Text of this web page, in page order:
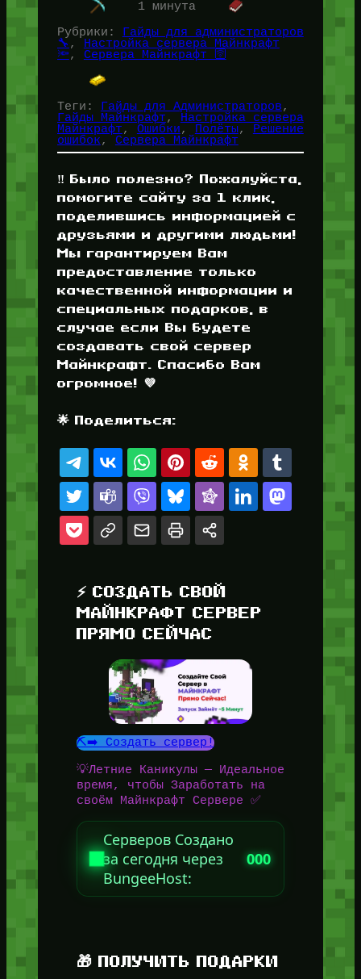
1 минута
Рубрики: Гайды для администраторов
🔧 , Настройка сервера Майнкрафт
🔦, Сервера Майнкрафт 🛜
Теги: Гайды для Администраторов
Гайды Майнкрафт,
Настройка сервера
Майнкрафт, Ошибки, Полёты,
Решение
ошибок, Сервера Майнкрафт
‼️ Было полезно? Пожалуйста,
помогите сайту за 1 клик,
поделившись информацией с
друзьями и другими людьми!
Мы гарантируем Вам
предоставление только
качественной информации и
специальных подарков, в
случае если Вы будете
создавать свой сервер
Майнкрафт. Спасибо Вам
огромное! 💜
🌟 Поделиться:
⚡ СОЗДАТЬ СВОЙ
МАЙНКРАФТ СЕРВЕР
ПРЯМО СЕЙЧАС
⛏️➡️ Создать сервер!
💡Летние Каникулы — Идеальное
время, чтобы Заработать на
своём Майнкрафт Сервере ✅
Серверов Создано
за сегодня через
BungeeHost:
000
🎁 ПОЛУЧИТЬ ПОДАРКИ